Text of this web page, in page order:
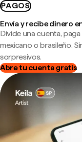
PAGOS
Envía y recibe dinero
Divide una cuenta,
mexicano o brasileño.
sorpresivos.
Abre tu cuenta gratis